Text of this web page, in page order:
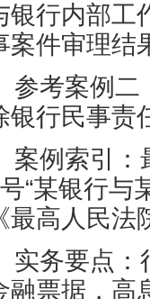
银行内部工
案件审理结
参考案例二
银行民事责
案例索引：
“某银行与
《最高人民
实务要点：
融票据，高